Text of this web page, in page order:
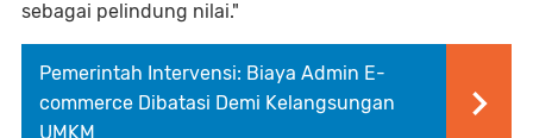
sebagai pelindung nilai."
Pemerintah Intervensi: Biaya Admin E-
commerce Dibatasi Demi Kelangsungan
UMKM